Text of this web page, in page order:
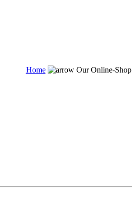
Home Our Online-